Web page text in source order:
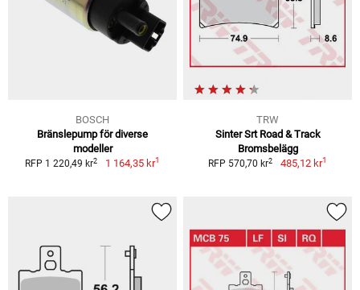
BOSCH
Bränslepump för diverse
modeller
RFP 1 220,49 kr2 1 164,35 kr1
TRW
Sinter Srt Road & Track
Bromsbelägg
RFP 570,70 kr2 485,12 kr1